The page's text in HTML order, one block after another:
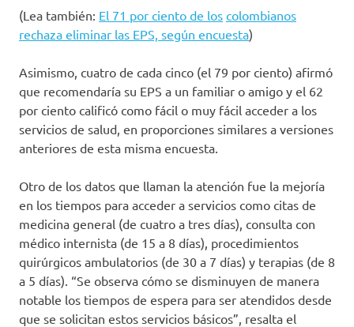
(Lea también: El 71 por ciento de los colombianos
rechaza eliminar las EPS, según encuesta)
Asimismo, cuatro de cada cinco (el 79 por ciento) afirmó
que recomendaría su EPS a un familiar o amigo y el 62
por ciento calificó como fácil o muy fácil acceder a los
servicios de salud, en proporciones similares a versiones
anteriores de esta misma encuesta.
Otro de los datos que llaman la atención fue la mejoría
en los tiempos para acceder a servicios como citas de
medicina general (de cuatro a tres días), consulta con
médico internista (de 15 a 8 días), procedimientos
quirúrgicos ambulatorios (de 30 a 7 días) y terapias (de 8
a 5 días). “Se observa cómo se disminuyen de manera
notable los tiempos de espera para ser atendidos desde
que se solicitan estos servicios básicos”, resalta el